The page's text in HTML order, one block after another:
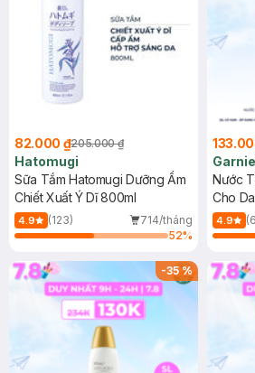
82.000 ₫205.000 ₫
Hatomugi
Sữa Tắm Hatomugi Dưỡng Ẩm
Chiết Xuất Ý Dĩ 800ml
4.9 (123)
714/tháng
52%
Nước
Cho
(Mới)
4.9
-35%